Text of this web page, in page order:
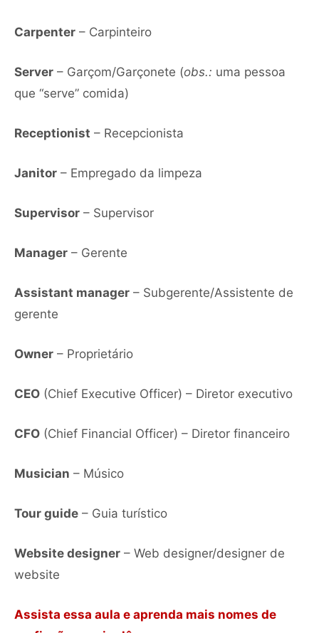
Carpenter – Carpinteiro
Server – Garçom/Garçonete (obs.: uma pessoa
que “serve” comida)
Receptionist – Recepcionista
Janitor – Empregado da limpeza
Supervisor – Supervisor
Manager – Gerente
Assistant manager – Subgerente/Assistente de
gerente
Owner – Proprietário
CEO (Chief Executive Officer) – Diretor executivo
CFO (Chief Financial Officer) – Diretor financeiro
Musician – Músico
Tour guide – Guia turístico
Website designer – Web designer/designer de
website
Assista essa aula e aprenda mais nomes de